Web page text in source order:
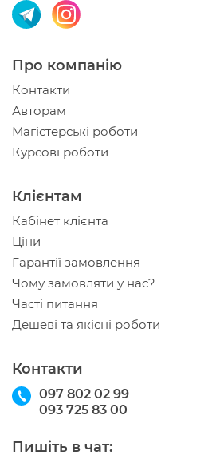
Про компанію
Контакти
Авторам
Магістерські роботи
Курсові роботи
Клієнтам
Кабінет клієнта
Ціни
Гарантії замовлення
Чому замовляти у нас?
Часті питання
Дешеві та якісні роботи
Контакти
097 802 02 99
093 725 83 00
Пишіть в чат: